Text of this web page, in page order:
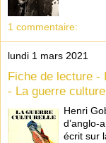
1 commentaire:
lundi 1 mars 2021
Fiche de lecture -
- La guerre
Henri
d’anglo-
écrit sur